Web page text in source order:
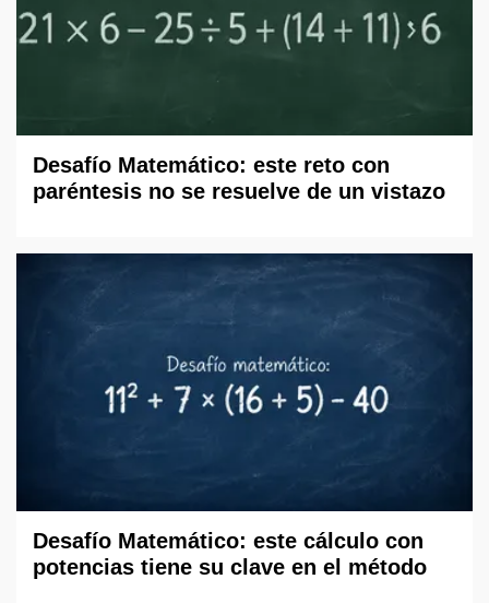
Desafío Matemático: este reto con
paréntesis no se resuelve de un vistazo
Desafío Matemático: este cálculo con
potencias tiene su clave en el método